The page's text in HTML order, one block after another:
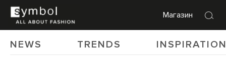
Магазин
NEWS TRENDS